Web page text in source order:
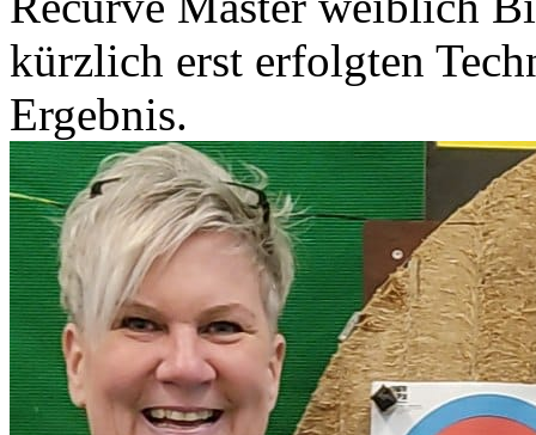
kürzlich erst erfolgten
Ergebnis.